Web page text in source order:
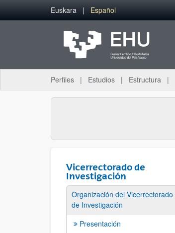
Saltar al contenido principal
Euskara Español
Perfiles Estudios Estructura
Vicerrectorado de
Investigación
Organización del Vicerrectorado
de Investigación
Presentación